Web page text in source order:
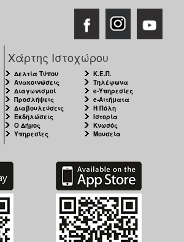
Χάρτης Ιστοχώρου
Δελτία Τύπου
Ανακοινώσεις
Διαγωνισμοί
Προσλήψεις
Διαβουλεύσεις
Εκδηλώσεις
Ο Δήμος
Υπηρεσίες
Κ.Ε.Π.
Τηλέφωνα
e-Υπηρεσίες
e-Αιτήματα
Η Πόλη
Ιστορία
Κνωσός
Μουσεία